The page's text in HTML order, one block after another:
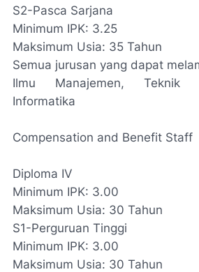
S2-Pasca Sarjana
Minimum IPK: 3.25
Maksimum Usia: 35 Tahun
Semua jurusan yang dapat
Ilmu Manajemen, Teknik
Informatika
Compensation and Benefit Staff
Diploma IV
Minimum IPK: 3.00
Maksimum Usia: 30 Tahun
S1-Perguruan Tinggi
Minimum IPK: 3.00
Maksimum Usia: 30 Tahun